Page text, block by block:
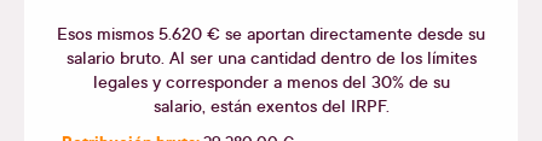
Esos mismos 5.620 € se aportan directamente desde su
salario bruto. Al ser una cantidad dentro de los límites
legales y corresponder a menos del 30% de su
salario, están exentos del IRPF.